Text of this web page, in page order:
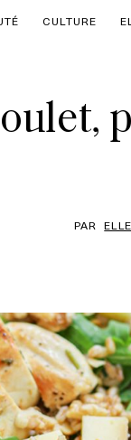
CULTURE
PAR